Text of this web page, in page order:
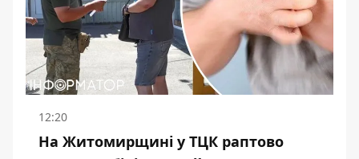
12:20
На Житомирщині у ТЦК раптово